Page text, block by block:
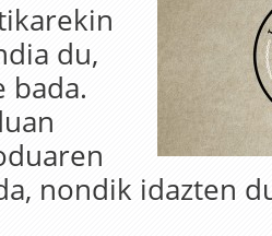
du,
bada.
nondik idazten